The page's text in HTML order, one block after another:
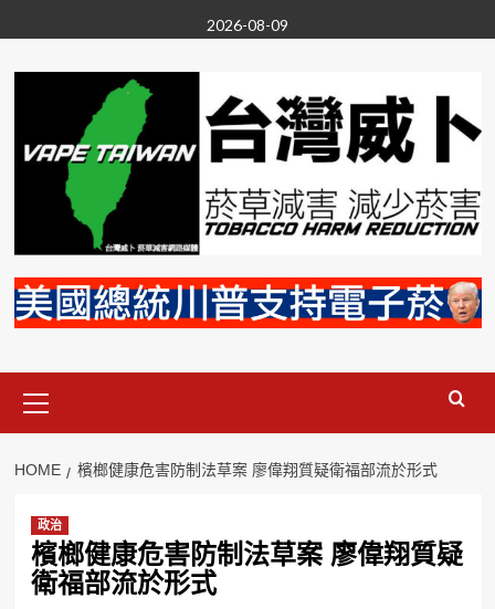
to
content
2026-08-09
Menu
HOME 檳榔健康危害防制法草案 廖偉翔質疑衛福部流於形式
政治
檳榔健康危害防制法草案 廖偉翔質疑
衛福部流於形式